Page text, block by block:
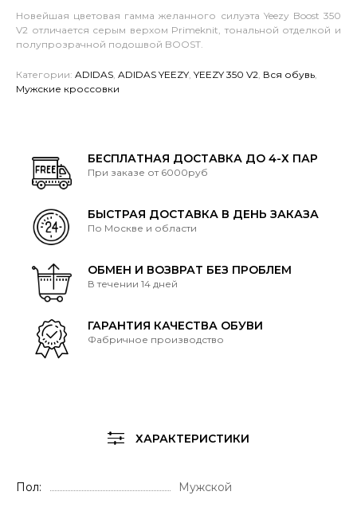
Новейшая цветовая гамма желанного силуэта Yeezy Boost 350
V2 отличается серым верхом Primeknit, тональной отделкой и
полупрозрачной подошвой BOOST.
Категории: ADIDAS ADIDAS YEEZY YEEZY 350 V2 Вся обувь
Мужские кроссовки
БЕСПЛАТНАЯ ДОСТАВКА ДО 4-Х ПАР
При заказе от 6000руб
БЫСТРАЯ ДОСТАВКА В ДЕНЬ ЗАКАЗА
По Москве и области
ОБМЕН И ВОЗВРАТ БЕЗ ПРОБЛЕМ
В течении 14 дней
ГАРАНТИЯ КАЧЕСТВА ОБУВИ
Фабричное производство
ХАРАКТЕРИСТИКИ
Пол Мужской